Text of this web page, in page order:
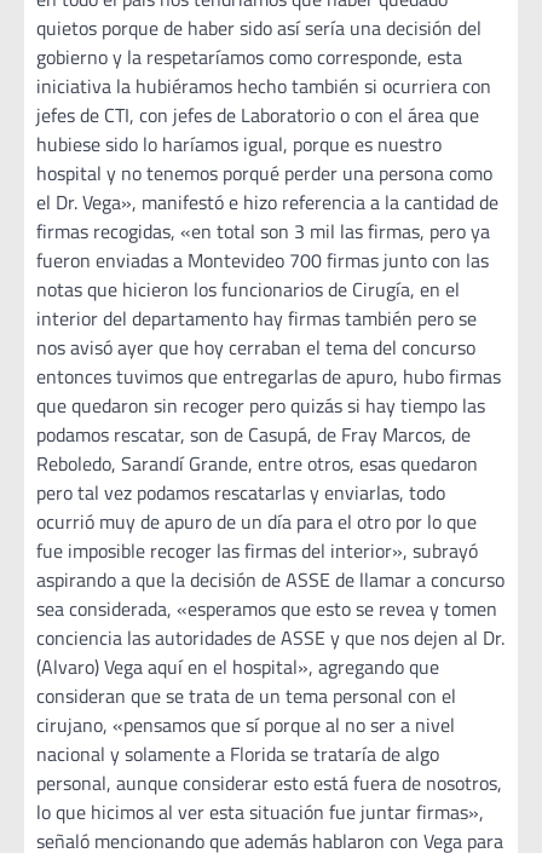
quietos porque de haber sido así sería una decisión del
gobierno y la respetaríamos como corresponde, esta
iniciativa la hubiéramos hecho también si ocurriera con
jefes de CTI, con jefes de Laboratorio o con el área que
hubiese sido lo haríamos igual, porque es nuestro
hospital y no tenemos porqué perder una persona como
el Dr. Vega», manifestó e hizo referencia a la cantidad de
firmas recogidas, «en total son 3 mil las firmas, pero ya
fueron enviadas a Montevideo 700 firmas junto con las
notas que hicieron los funcionarios de Cirugía, en el
interior del departamento hay firmas también pero se
nos avisó ayer que hoy cerraban el tema del concurso
entonces tuvimos que entregarlas de apuro, hubo firmas
que quedaron sin recoger pero quizás si hay tiempo las
podamos rescatar, son de Casupá, de Fray Marcos, de
Reboledo, Sarandí Grande, entre otros, esas quedaron
pero tal vez podamos rescatarlas y enviarlas, todo
ocurrió muy de apuro de un día para el otro por lo que
fue imposible recoger las firmas del interior», subrayó
aspirando a que la decisión de ASSE de llamar a concurso
sea considerada, «esperamos que esto se revea y tomen
conciencia las autoridades de ASSE y que nos dejen al Dr.
(Alvaro) Vega aquí en el hospital», agregando que
consideran que se trata de un tema personal con el
cirujano, «pensamos que sí porque al no ser a nivel
nacional y solamente a Florida se trataría de algo
personal, aunque considerar esto está fuera de nosotros,
lo que hicimos al ver esta situación fue juntar firmas»,
señaló mencionando que además hablaron con Vega para